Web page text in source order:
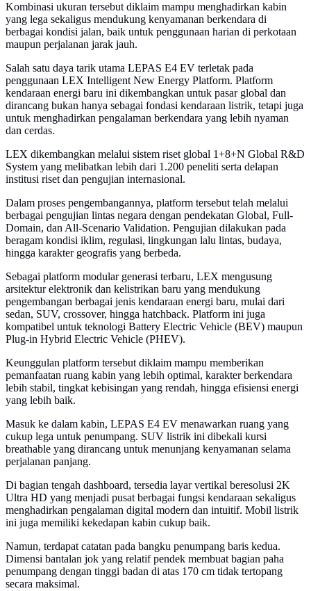
Kombinasi ukuran tersebut diklaim mampu menghadirkan kabin
yang lega sekaligus mendukung kenyamanan berkendara di
berbagai kondisi jalan, baik untuk penggunaan harian di perkotaan
maupun perjalanan jarak jauh.
Salah satu daya tarik utama LEPAS E4 EV terletak pada
penggunaan LEX Intelligent New Energy Platform. Platform
kendaraan energi baru ini dikembangkan untuk pasar global dan
dirancang bukan hanya sebagai fondasi kendaraan listrik, tetapi juga
untuk menghadirkan pengalaman berkendara yang lebih nyaman
dan cerdas.
LEX dikembangkan melalui sistem riset global 1+8+N Global R&D
System yang melibatkan lebih dari 1.200 peneliti serta delapan
institusi riset dan pengujian internasional.
Dalam proses pengembangannya, platform tersebut telah melalui
berbagai pengujian lintas negara dengan pendekatan Global, Full-
Domain, dan All-Scenario Validation. Pengujian dilakukan pada
beragam kondisi iklim, regulasi, lingkungan lalu lintas, budaya,
hingga karakter geografis yang berbeda.
Sebagai platform modular generasi terbaru, LEX mengusung
arsitektur elektronik dan kelistrikan baru yang mendukung
pengembangan berbagai jenis kendaraan energi baru, mulai dari
sedan, SUV, crossover, hingga hatchback. Platform ini juga
kompatibel untuk teknologi Battery Electric Vehicle (BEV) maupun
Plug-in Hybrid Electric Vehicle (PHEV).
Keunggulan platform tersebut diklaim mampu memberikan
pemanfaatan ruang kabin yang lebih optimal, karakter berkendara
lebih stabil, tingkat kebisingan yang rendah, hingga efisiensi energi
yang lebih baik.
Masuk ke dalam kabin, LEPAS E4 EV menawarkan ruang yang
cukup lega untuk penumpang. SUV listrik ini dibekali kursi
breathable yang dirancang untuk menunjang kenyamanan selama
perjalanan panjang.
Di bagian tengah dashboard, tersedia layar vertikal beresolusi 2K
Ultra HD yang menjadi pusat berbagai fungsi kendaraan sekaligus
menghadirkan pengalaman digital modern dan intuitif. Mobil listrik
ini juga memiliki kekedapan kabin cukup baik.
Namun, terdapat catatan pada bangku penumpang baris kedua.
Dimensi bantalan jok yang relatif pendek membuat bagian paha
penumpang dengan tinggi badan di atas 170 cm tidak tertopang
secara maksimal.